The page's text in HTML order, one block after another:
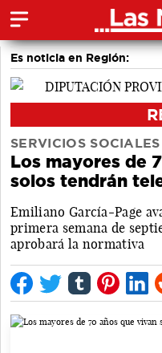
Es noticia en Región:
SERVICIOS SOCIALES
Los mayores de
solos tendrán
Emiliano García-Page
primera semana de
aprobará la normativa